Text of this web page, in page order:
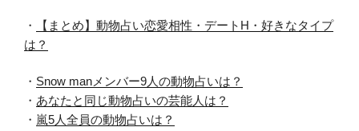
・
【まとめ】動物占い恋愛相性・デートH・好きなタイプ
は？
・ Snow manメンバー9人の動物占いは？
・ あなたと同じ動物占いの芸能人は？
・ 嵐5人全員の動物占いは？